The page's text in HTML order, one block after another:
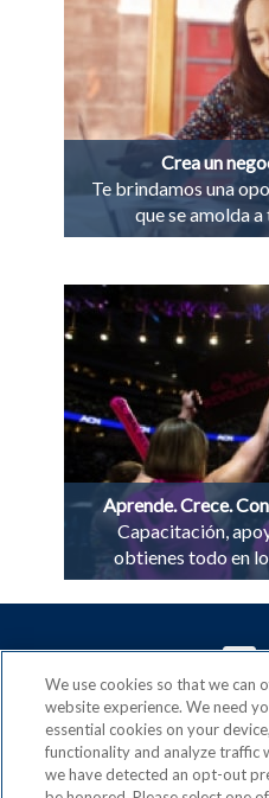
Crea un
Te brindamos una
que se amolda
Aprende. Crece.
Capacitación,
obtienes todo en
ACN es un miembro
y signatario del
We use cookies so that we can
website experience. We need
essential cookies on your
functionality and analyze traffic
we have detected an opt-out